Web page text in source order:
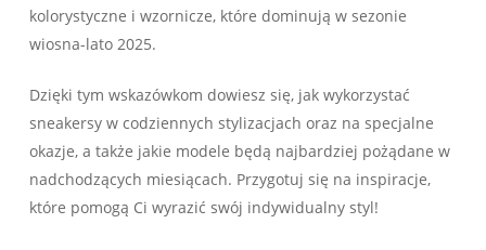
kolorystyczne i wzornicze, które dominują w sezonie
wiosna-lato 2025.
Dzięki tym wskazówkom dowiesz się, jak wykorzystać
sneakersy w codziennych stylizacjach oraz na specjalne
okazje, a także jakie modele będą najbardziej pożądane w
nadchodzących miesiącach. Przygotuj się na inspiracje,
które pomogą Ci wyrazić swój indywidualny styl!